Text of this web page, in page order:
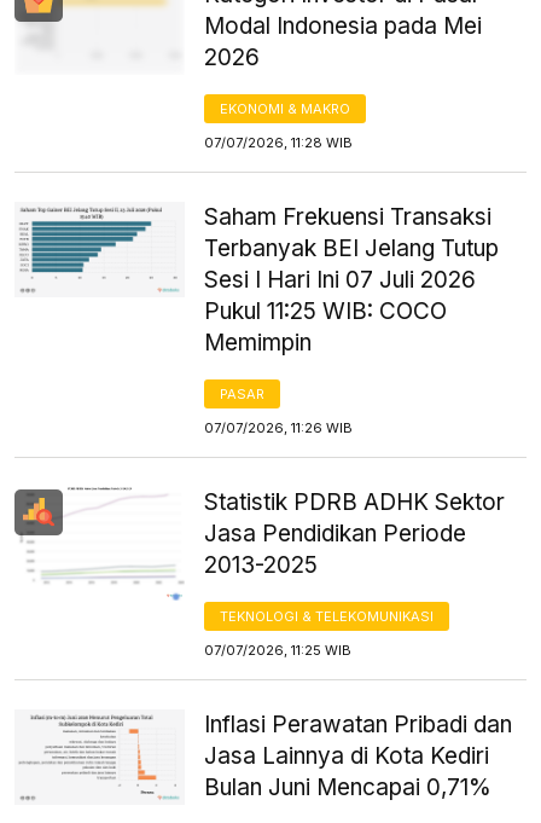
Modal Indonesia pada Mei
2026
EKONOMI & MAKRO
07/07/2026, 11:28 WIB
Saham Frekuensi Transaksi
Terbanyak BEI Jelang Tutup
Sesi I Hari Ini 07 Juli 2026
Pukul 11:25 WIB: COCO
Memimpin
PASAR
07/07/2026, 11:26 WIB
Statistik PDRB ADHK Sektor
Jasa Pendidikan Periode
2013-2025
TEKNOLOGI & TELEKOMUNIKASI
07/07/2026, 11:25 WIB
Inflasi Perawatan Pribadi dan
Jasa Lainnya di Kota Kediri
Bulan Juni Mencapai 0,71%